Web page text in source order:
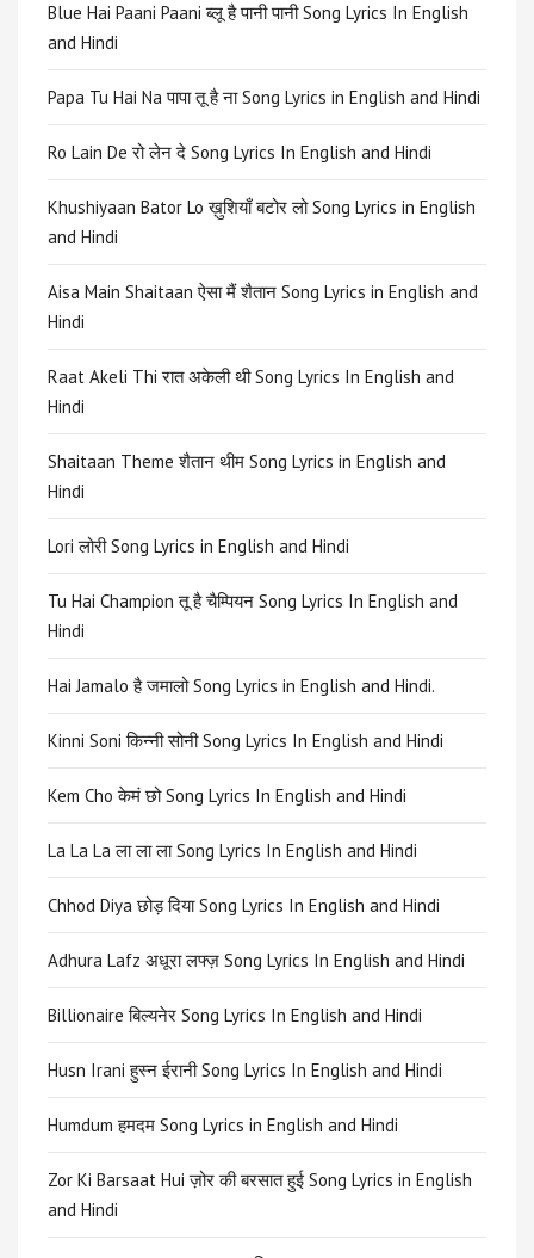
Blue Hai Paani Paani ब्लू है पानी पानी Song Lyrics In English
and Hindi
Papa Tu Hai Na पापा तू है ना Song Lyrics in English and Hindi
Ro Lain De रो लेन दे Song Lyrics In English and Hindi
Khushiyaan Bator Lo ख़ुशियाँ बटोर लो Song Lyrics in English
and Hindi
Aisa Main Shaitaan ऐसा मैं शैतान Song Lyrics in English and
Hindi
Raat Akeli Thi रात अकेली थी Song Lyrics In English and
Hindi
Shaitaan Theme शैतान थीम Song Lyrics in English and
Hindi
Lori लोरी Song Lyrics in English and Hindi
Tu Hai Champion तू है चैम्पियन Song Lyrics In English and
Hindi
Hai Jamalo है जमालो Song Lyrics in English and Hindi.
Kinni Soni किन्नी सोनी Song Lyrics In English and Hindi
Kem Cho केमं छो Song Lyrics In English and Hindi
La La La ला ला ला Song Lyrics In English and Hindi
Chhod Diya छोड़ दिया Song Lyrics In English and Hindi
Adhura Lafz अधूरा लफ्ज़ Song Lyrics In English and Hindi
Billionaire बिल्यनेर Song Lyrics In English and Hindi
Husn Irani हुस्न ईरानी Song Lyrics In English and Hindi
Humdum हमदम Song Lyrics in English and Hindi
Zor Ki Barsaat Hui ज़ोर की बरसात हुई Song Lyrics in English
and Hindi